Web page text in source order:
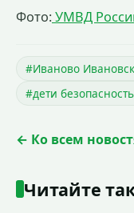
Фото: УМВД
#Иваново
#дети
← Ко всем
Читайте